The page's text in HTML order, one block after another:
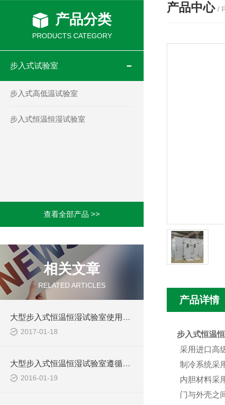
产品分类
PRODUCTS CATEGORY
步入式试验室
步入式高低温试验室
步入式恒温恒湿试验室
查看全部产品 >>
相关文章
RELATED ARTICLES
大型步入式恒温恒湿试验室使用时注意的事项
2017-01-18
大型步入式恒温恒湿试验室遵循的制作标准
2016-01-19
产品中心 /
产品详情
步入式恒温
采用进口高
制冷系统采
内胆材料采
门与外壳之